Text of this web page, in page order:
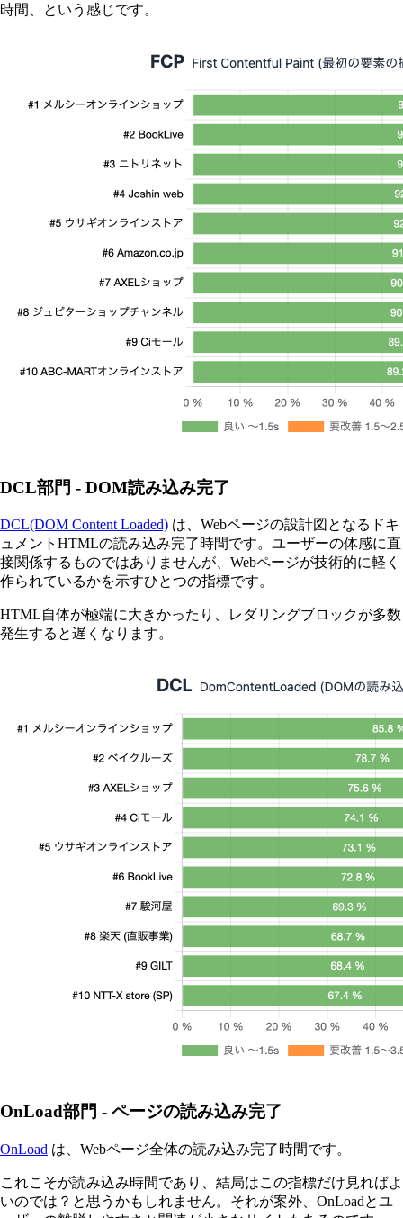
時間、という感じです。
DCL部門 - DOM読み込み完了
DCL(DOM Content Loaded) は、Webページの設計図となるドキ
ュメントHTMLの読み込み完了時間です。ユーザーの体感に直
接関係するものではありませんが、Webページが技術的に軽く
作られているかを示すひとつの指標です。
HTML自体が極端に大きかったり、レダリングブロックが多数
発生すると遅くなります。
OnLoad部門 - ページの読み込み完了
OnLoad は、Webページ全体の読み込み完了時間です。
これこそが読み込み時間であり、結局はこの指標だけ見ればよ
いのでは？と思うかもしれません。それが案外、OnLoadとユ